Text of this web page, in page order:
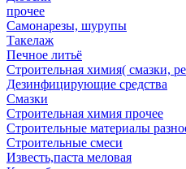
прочее
Самонарезы, шурупы
Такелаж
Печное литьё
Строительная химия( смазки,
Дезинфицирующие средства
Смазки
Строительная химия прочее
Строительные материалы
Строительные смеси
Известь,паста меловая